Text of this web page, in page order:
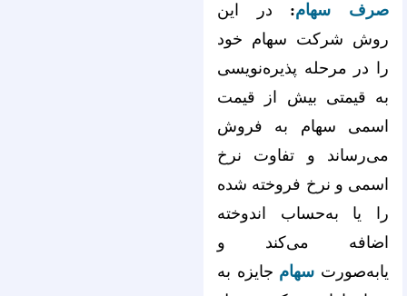
صرف سهام: در این
روش شرکت سهام خود
را در مرحله پذیره‌نویسی
به قیمتی بیش از قیمت
اسمی سهام به فروش
می‌رساند و تفاوت نرخ
اسمی و نرخ فروخته شده
را یا به‌حساب اندوخته
اضافه می‌کند و
یابه‌صورت سهام جایزه به